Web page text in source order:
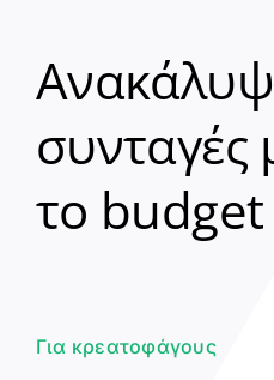
συνταγές
το
Για κρεατοφάγους